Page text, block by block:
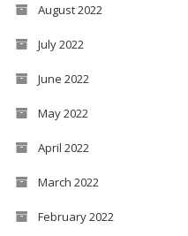
August 2022
July 2022
June 2022
May 2022
April 2022
March 2022
February 2022